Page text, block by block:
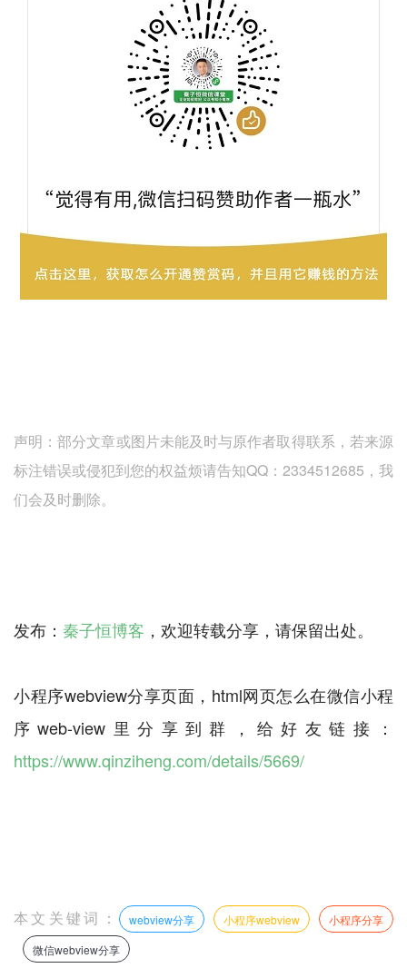
声明：部分文章或图片未能及时与原作者取得联系，若来源
标注错误或侵犯到您的权益烦请告知QQ：2334512685，我
们会及时删除。
发布： 秦子恒博客 ，欢迎转载分享，请保留出处。
小程序webview分享页面，html网页怎么在微信小程
序web-view里分享到群，给好友链接：
https://www.qinziheng.com/details/5669/
本文关键词： webview分享 小程序webview
小程序分享
微信webview分享